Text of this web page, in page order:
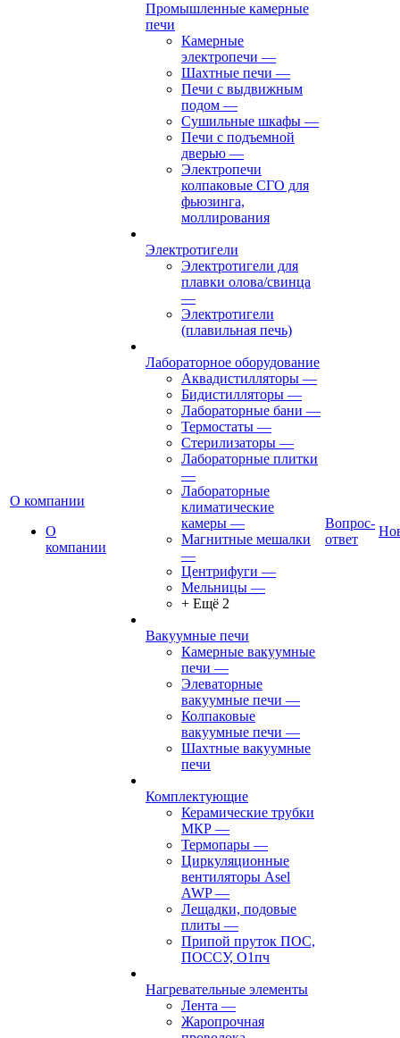
О компании
О
компании
Промышленные камерные
печи
Камерные
электропечи —
Шахтные печи —
Печи с выдвижным
подом —
Сушильные шкафы —
Печи с подъемной
дверью —
Электропечи
колпаковые СГО для
фьюзинга,
моллирования
Электротигели
Электротигели для
плавки олова/свинца
—
Электротигели
(плавильная печь)
Лабораторное оборудование
Аквадистилляторы —
Бидистилляторы —
Лабораторные бани —
Термостаты —
Стерилизаторы —
Лабораторные плитки
—
Лабораторные
климатические
камеры —
Магнитные мешалки
—
Центрифуги —
Мельницы —
+ Ещё 2
Вакуумные печи
Камерные вакуумные
печи —
Элеваторные
вакуумные печи —
Колпаковые
вакуумные печи —
Шахтные вакуумные
печи
Комплектующие
Керамические трубки
МКР —
Термопары —
Циркуляционные
вентиляторы Asel
AWP—
Лещадки, подовые
плиты —
Припой пруток ПОС,
ПОССУ, О1пч
Нагревательные элементы
Лента —
Жаропрочная
Вопрос-
ответ